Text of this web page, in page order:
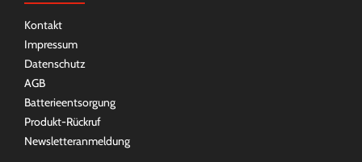
Kontakt
Impressum
Datenschutz
AGB
Batterieentsorgung
Produkt-Rückruf
Newsletteranmeldung